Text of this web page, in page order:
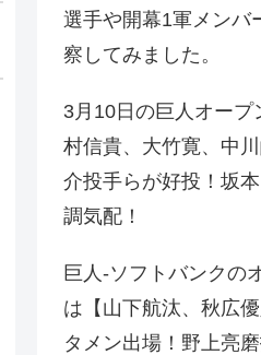
選手や開幕1軍メンバ
察してみました。
3月10日の巨人オープ
村信貴、大竹寛、中
介投手らが好投！坂
調気配！
巨人-ソフトバンクの
は【山下航汰、秋広
タメン出場！野上亮